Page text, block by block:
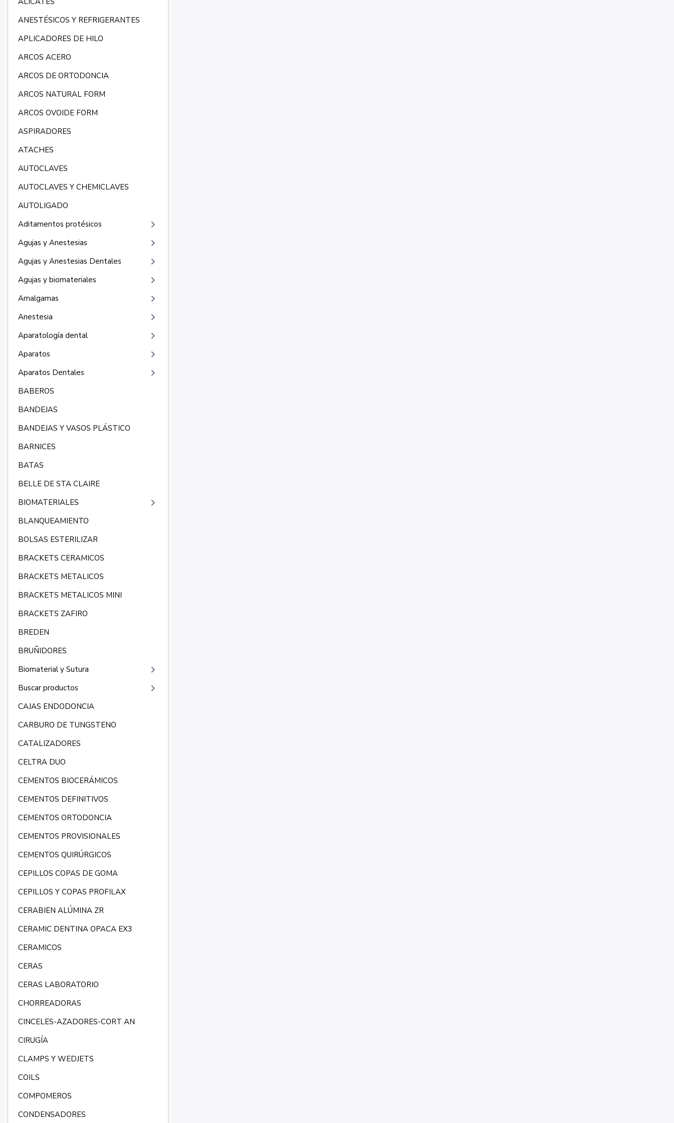
ANESTÉSICOS Y REFRIGERANTES
APLICADORES DE HILO
ARCOS ACERO
ARCOS DE ORTODONCIA
ARCOS NATURAL FORM
ARCOS OVOIDE FORM
ASPIRADORES
ATACHES
AUTOCLAVES
AUTOCLAVES Y CHEMICLAVES
AUTOLIGADO
Aditamentos protésicos
keyboard_arrow_right
Agujas y Anestesias keyboard_arrow_right
Agujas y Anestesias Dentales keyboard_arrow_right
Agujas y biomateriales keyboard_arrow_right
Amalgamas keyboard_arrow_right
Anestesia keyboard_arrow_right
Aparatología dental keyboard_arrow_right
Aparatos keyboard_arrow_right
Aparatos Dentales keyboard_arrow_right
BABEROS
BANDEJAS
BANDEJAS Y VASOS PLÁSTICO
BARNICES
BATAS
BELLE DE STA CLAIRE
BIOMATERIALES
keyboard_arrow_right
BLANQUEAMIENTO
BOLSAS ESTERILIZAR
BRACKETS CERAMICOS
BRACKETS METALICOS
BRACKETS METALICOS MINI
BRACKETS ZAFIRO
BREDEN
BRUÑIDORES
Biomaterial y Sutura
keyboard_arrow_right
Buscar productos keyboard_arrow_right
CAJAS ENDODONCIA
CARBURO DE TUNGSTENO
CATALIZADORES
CELTRA DUO
CEMENTOS BIOCERÁMICOS
CEMENTOS DEFINITIVOS
CEMENTOS ORTODONCIA
CEMENTOS PROVISIONALES
CEMENTOS QUIRÚRGICOS
CEPILLOS COPAS DE GOMA
CEPILLOS Y COPAS PROFILAX
CERABIEN ALÚMINA ZR
CERAMIC DENTINA OPACA EX3
CERAMICOS
CERAS
CERAS LABORATORIO
CHORREADORAS
CINCELES-AZADORES-CORT AN
CIRUGÍA
CLAMPS Y WEDJETS
COILS
COMPOMEROS
CONDENSADORES